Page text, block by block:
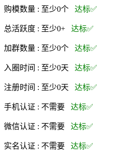
购模数量 : 至少0个 达标✅
总活跃度 : 至少0+ 达标✅
加群数量 : 至少0个 达标✅
入圈时间 : 至少0天 达标✅
注册时间 : 至少0天 达标✅
手机认证 : 不需要 达标✅
微信认证 : 不需要 达标✅
实名认证 : 不需要 达标✅